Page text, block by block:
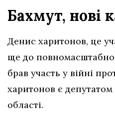
Бахмут, нові
Денис харитонов, це
ще до
брав участь у війні
харитонов є депутатом
області.